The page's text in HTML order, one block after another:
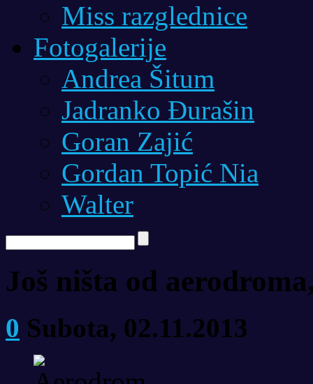
Miss razglednice
Fotogalerije
Andrea Šitum
Jadranko Đurašin
Goran Zajić
Gordan Topić Nia
Walter
Još ništa od
0 Subota, 02.11.2013